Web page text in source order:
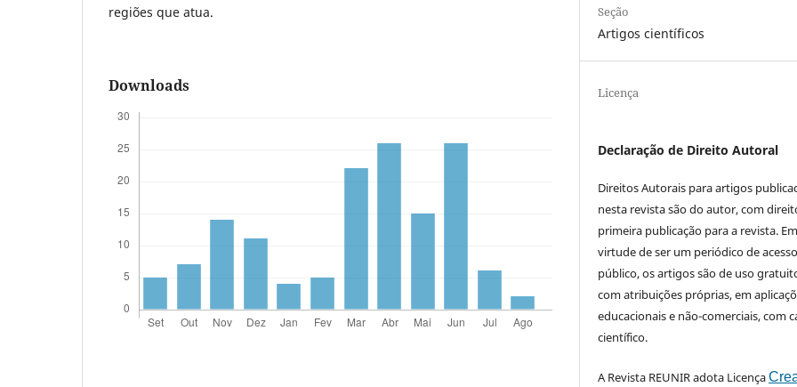
regiões que atua.
Downloads
Seção
Artigos científicos
Licença
Declaração de Direito Autoral
Direitos Autorais para artigos
nesta revista são do autor, com
primeira publicação para a revista.
virtude de ser um periódico de
público, os artigos são de uso
com atribuições próprias, em
educacionais e não-comerciais, com
científico.
A Revista REUNIR adota Licença